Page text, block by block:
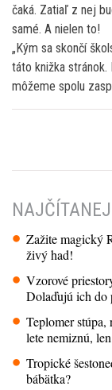
čaká. Zatiaľ z nej
samé. A nielen to!
„Kým sa skončí
táto knižka
môžeme spolu
Zažite magický
živý had!
Vzorové
Dolaďujú ich do
Teplomer
lete nemiznú,
Tropické
bábätka?